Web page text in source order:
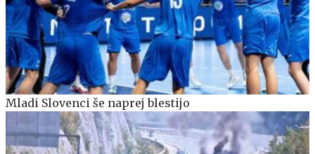
Mladi Slovenci še naprej blestijo